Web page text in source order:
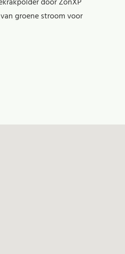
groene stroom voor